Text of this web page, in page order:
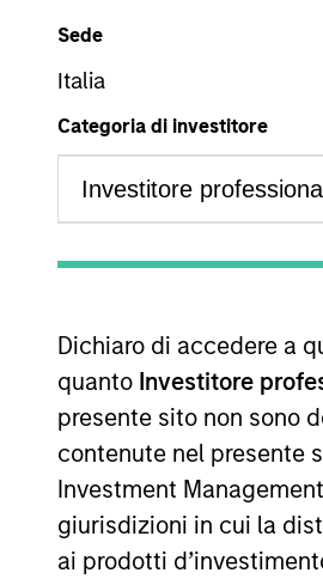
Sede
Italia
Categoria di investitore
Dichiaro di accedere a
quanto Investitore
presente sito non sono
contenute nel presente
Investment
giurisdizioni in cui la
ai prodotti
A AR
La presente comunicazione ha
delle quote. Tutti i dati relativi
Fare clic sul nome del
*Devise de référence du fonds